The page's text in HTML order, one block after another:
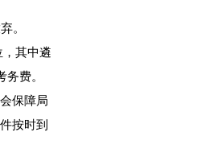
。
其中遴
费。
保障局
按时到